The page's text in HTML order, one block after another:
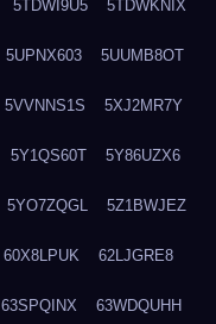
5TDWI9U5 5TDWKNIX
5UPNX603 5UUMB8OT
5VVNNS1S 5XJ2MR7Y
5Y1QS60T 5Y86UZX6
5YO7ZQGL 5Z1BWJEZ
60X8LPUK 62LJGRE8
63SPQINX 63WDQUHH